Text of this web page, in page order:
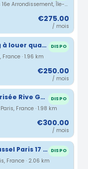
100 Avenue Victor Hugo, Paris 16e Arrondissement, Île-de-France, France · 1.95 km
€275.00
/ mois
Belle place de parking à louer quartier Batignolle DISPO
France · 1.96 km
€250.00
/ mois
Place de parking sécurisée Rive Gauche 7ème arrondissement DISPO
France · 1.98 km
€300.00
/ mois
Parking rue Albert Roussel Paris 17 tribunal de justice DISPO
France · 2.06 km